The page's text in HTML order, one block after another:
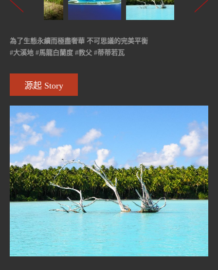
為了生態永續而極盡奢華 不可思議的完美平衡
#大溪地 #馬龍白蘭度 #教父 #蒂蒂若瓦
源起 Story